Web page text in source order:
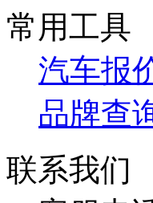
常用工具
汽车报
品牌查
联系我们